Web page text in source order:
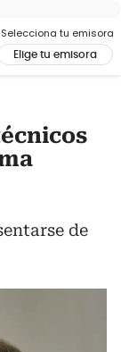
Selecciona tu emisora
Elige tu emisora
de